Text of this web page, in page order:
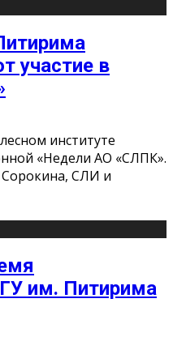
участие в
институте
«Недели АО «СЛПК».
СЛИ и
им. Питирима